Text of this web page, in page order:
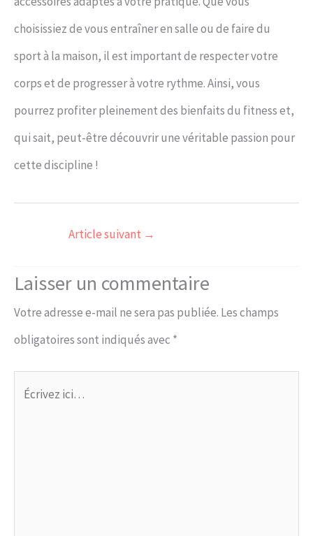
choisissiez de vous entraîner en salle ou de faire du
sport à la maison, il est important de respecter votre
corps et de progresser à votre rythme. Ainsi, vous
pourrez profiter pleinement des bienfaits du fitness et,
qui sait, peut-être découvrir une véritable passion pour
cette discipline !
Article suivant →
Laisser un commentaire
Votre adresse e-mail ne sera pas publiée. Les champs
obligatoires sont indiqués avec *
Écrivez